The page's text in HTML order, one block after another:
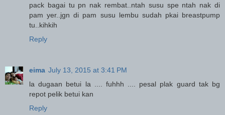
pack bagai tu pn nak rembat..ntah susu spe ntah nak di
pam yer..jgn di pam susu lembu sudah pkai breastpump
tu..kihkih
Reply
eima July 13, 2015 at 3:41 PM
la dugaan betui la .... fuhhh .... pesal plak guard tak bg
repot pelik betui kan
Reply